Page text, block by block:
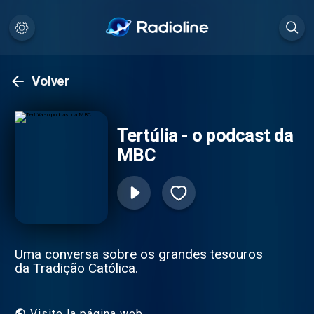
Volver
Tertúlia - o podcast da
MBC
Uma conversa sobre os grandes tesouros
da Tradição Católica.